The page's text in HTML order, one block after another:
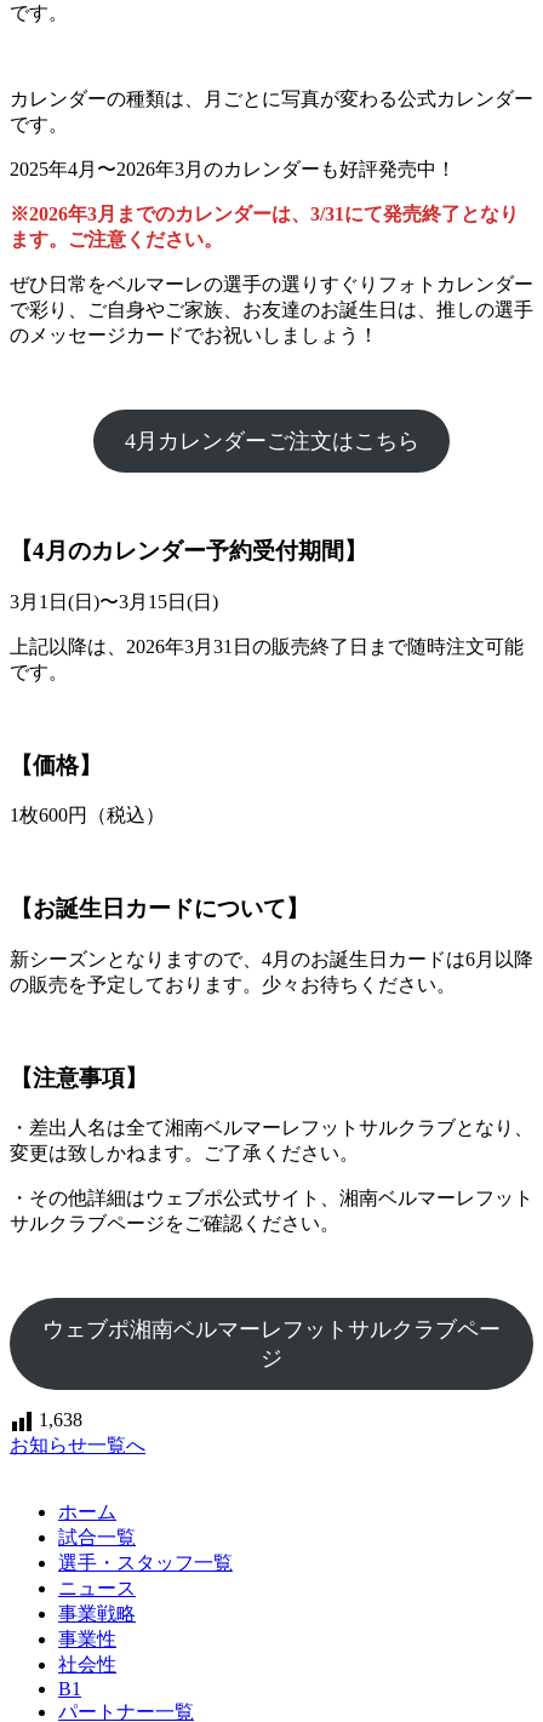
です。
カレンダーの種類は、月ごとに写真が変わる公式カレンダー
です。
2025年4月〜2026年3月のカレンダーも好評発売中！
※2026年3月までのカレンダーは、3/31にて発売終了となり
ます。ご注意ください。
ぜひ日常をベルマーレの選手の選りすぐりフォトカレンダー
で彩り、ご自身やご家族、お友達のお誕生日は、推しの選手
のメッセージカードでお祝いしましょう！
4月カレンダーご注文はこちら
【4月のカレンダー予約受付期間】
3月1日(日)〜3月15日(日)
上記以降は、2026年3月31日の販売終了日まで随時注文可能
です。
【価格】
1枚600円（税込）
【お誕生日カードについて】
新シーズンとなりますので、4月のお誕生日カードは6月以降
の販売を予定しております。少々お待ちください。
【注意事項】
・差出人名は全て湘南ベルマーレフットサルクラブとなり、
変更は致しかねます。ご了承ください。
・その他詳細はウェブポ公式サイト、湘南ベルマーレフット
サルクラブページをご確認ください。
ウェブポ湘南ベルマーレフットサルクラブペー
ジ
1,638
お知らせ一覧へ
ホーム
試合一覧
選手・スタッフ一覧
ニュース
事業戦略
事業性
社会性
B1
パートナー一覧